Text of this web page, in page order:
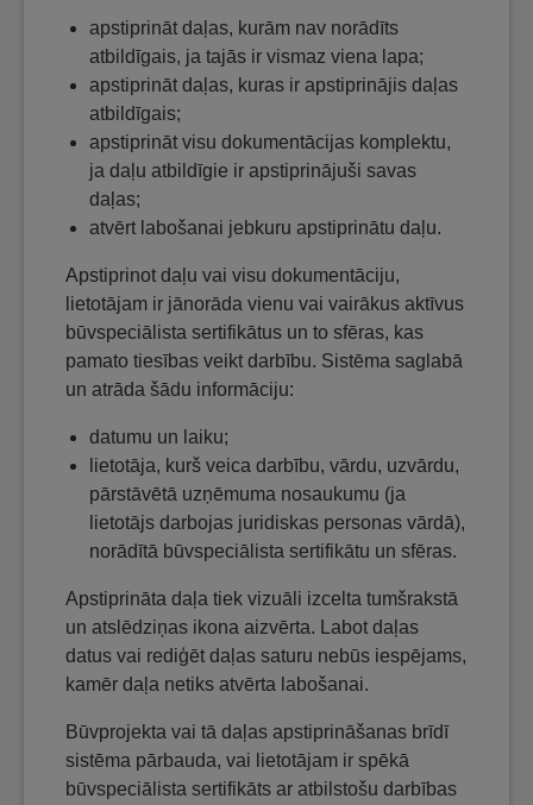
apstiprināt daļas, kurām nav norādīts
atbildīgais, ja tajās ir vismaz viena lapa;
apstiprināt daļas, kuras ir apstiprinājis daļas
atbildīgais;
apstiprināt visu dokumentācijas komplektu,
ja daļu atbildīgie ir apstiprinājuši savas
daļas;
atvērt labošanai jebkuru apstiprinātu daļu.
Apstiprinot daļu vai visu dokumentāciju,
lietotājam ir jānorāda vienu vai vairākus aktīvus
būvspeciālista sertifikātus un to sfēras, kas
pamato tiesības veikt darbību. Sistēma saglabā
un atrāda šādu informāciju:
datumu un laiku;
lietotāja, kurš veica darbību, vārdu, uzvārdu,
pārstāvētā uzņēmuma nosaukumu (ja
lietotājs darbojas juridiskas personas vārdā),
norādītā būvspeciālista sertifikātu un sfēras.
Apstiprināta daļa tiek vizuāli izcelta tumšrakstā
un atslēdziņas ikona aizvērta. Labot daļas
datus vai rediģēt daļas saturu nebūs iespējams,
kamēr daļa netiks atvērta labošanai.
Būvprojekta vai tā daļas apstiprināšanas brīdī
sistēma pārbauda, vai lietotājam ir spēkā
būvspeciālista sertifikāts ar atbilstošu darbības